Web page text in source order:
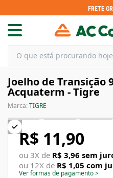
FRETE
Joelho de Transição
Acquaterm - Tigre
Marca:TIGRE
R$ 11,90
ou 3X de R$ 3,96 sem
ou 12X de R$ 1,05 com
Ver formas de pagamento>